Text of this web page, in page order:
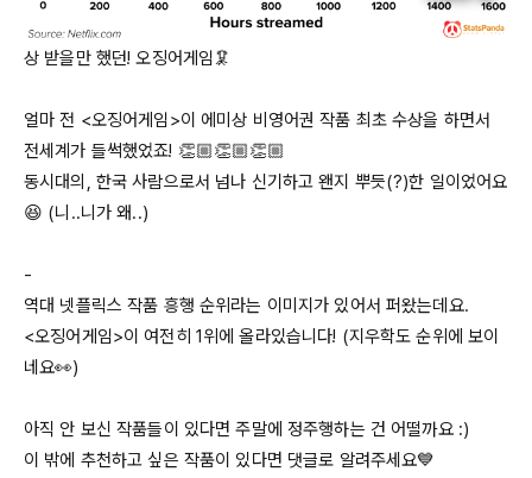
상 받을만 했던! 오징어게임🦑
얼마 전 <오징어게임>이 에미상 비영어권 작품 최초 수상을 하면서
전세계가 들썩했었죠! 👏🏼👏🏼👏🏼
동시대의, 한국 사람으로서 넘나 신기하고 왠지 뿌듯(?)한 일이었어요
😆 (니..니가 왜..)
-
역대 넷플릭스 작품 흥행 순위라는 이미지가 있어서 퍼왔는데요.
<오징어게임>이 여전히 1위에 올라있습니다! (지우학도 순위에 보이
네요👀)
아직 안 보신 작품들이 있다면 주말에 정주행하는 건 어떨까요 :)
이 밖에 추천하고 싶은 작품이 있다면 댓글로 알려주세요💙